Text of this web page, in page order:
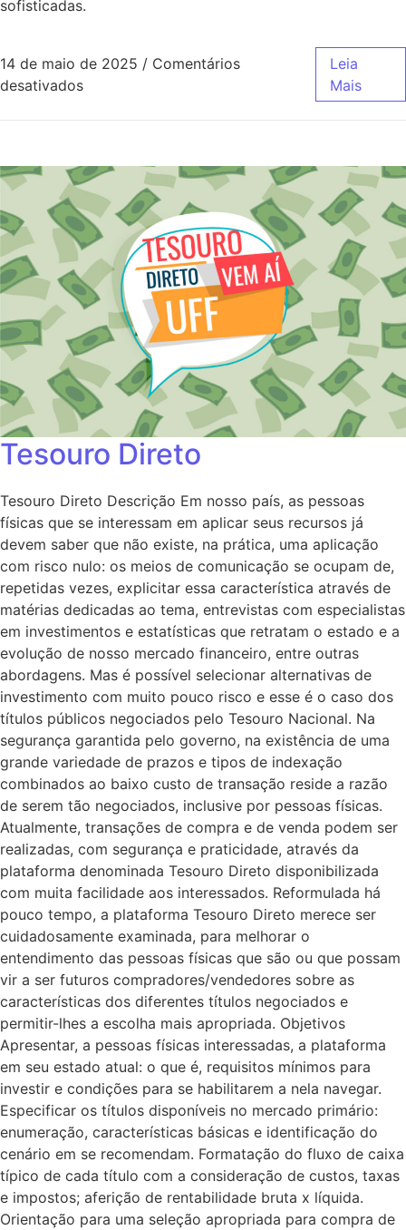
sofisticadas.
14 de maio de 2025 / Comentários
desativados
Leia
Mais
Tesouro Direto
Tesouro Direto Descrição Em nosso país, as pessoas
físicas que se interessam em aplicar seus recursos já
devem saber que não existe, na prática, uma aplicação
com risco nulo: os meios de comunicação se ocupam de,
repetidas vezes, explicitar essa característica através de
matérias dedicadas ao tema, entrevistas com especialistas
em investimentos e estatísticas que retratam o estado e a
evolução de nosso mercado financeiro, entre outras
abordagens. Mas é possível selecionar alternativas de
investimento com muito pouco risco e esse é o caso dos
títulos públicos negociados pelo Tesouro Nacional. Na
segurança garantida pelo governo, na existência de uma
grande variedade de prazos e tipos de indexação
combinados ao baixo custo de transação reside a razão
de serem tão negociados, inclusive por pessoas físicas.
Atualmente, transações de compra e de venda podem ser
realizadas, com segurança e praticidade, através da
plataforma denominada Tesouro Direto disponibilizada
com muita facilidade aos interessados. Reformulada há
pouco tempo, a plataforma Tesouro Direto merece ser
cuidadosamente examinada, para melhorar o
entendimento das pessoas físicas que são ou que possam
vir a ser futuros compradores/vendedores sobre as
características dos diferentes títulos negociados e
permitir-lhes a escolha mais apropriada. Objetivos
Apresentar, a pessoas físicas interessadas, a plataforma
em seu estado atual: o que é, requisitos mínimos para
investir e condições para se habilitarem a nela navegar.
Especificar os títulos disponíveis no mercado primário:
enumeração, características básicas e identificação do
cenário em se recomendam. Formatação do fluxo de caixa
típico de cada título com a consideração de custos, taxas
e impostos; aferição de rentabilidade bruta x líquida.
Orientação para uma seleção apropriada para compra de